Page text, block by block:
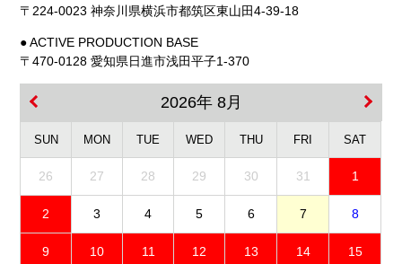
〒224-0023 神奈川県横浜市都筑区東山田4-39-18
● ACTIVE PRODUCTION BASE
〒470-0128 愛知県日進市浅田平子1-370
2026年 8月
SUN MON TUE WED THU FRI SAT
26 27 28 29 30 31 1
2 3 4 5 6 7 8
9 10 11 12 13 14 15